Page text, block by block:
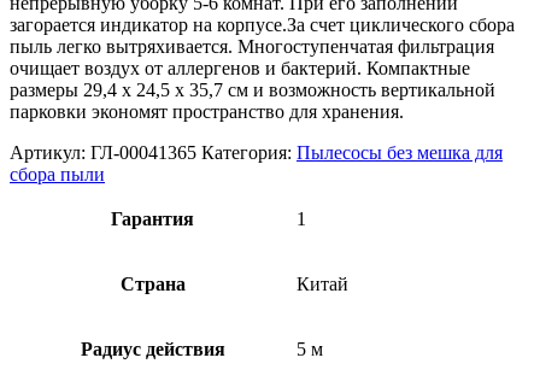
загорается индикатор на корпусе.За счет циклического сбора
пыль легко вытряхивается. Многоступенчатая фильтрация
очищает воздух от аллергенов и бактерий. Компактные
размеры 29,4 х 24,5 x 35,7 см и возможность вертикальной
парковки экономят пространство для хранения.
Артикул: ГЛ-00041365 Категория: Пылесосы без мешка для
сбора пыли
Гарантия 1
Страна Китай
Радиус действия 5 м